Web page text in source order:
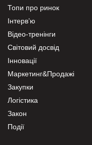
Топи про ринок
Інтерв’ю
Відео-тренінги
Світовий досвід
Інновації
Маркетинг&Продажі
Закупки
Логістика
Закон
Події